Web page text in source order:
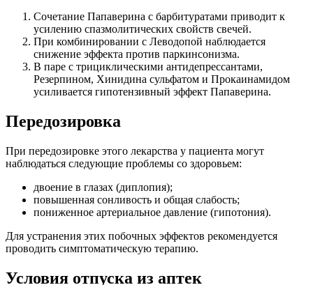
Сочетание Папаверина с барбитуратами приводит к
усилению спазмолитических свойств свечей.
При комбинировании с Леводопой наблюдается
снижение эффекта против паркинсонизма.
В паре с трициклическими антидепрессантами,
Резерпином, Хинидина сульфатом и Прокаинамидом
усиливается гипотензивный эффект Папаверина.
Передозировка
При передозировке этого лекарства у пациента могут
наблюдаться следующие проблемы со здоровьем:
двоение в глазах (диплопия);
повышенная сонливость и общая слабость;
пониженное артериальное давление (гипотония).
Для устранения этих побочных эффектов рекомендуется
проводить симптоматическую терапию.
Условия отпуска из аптек